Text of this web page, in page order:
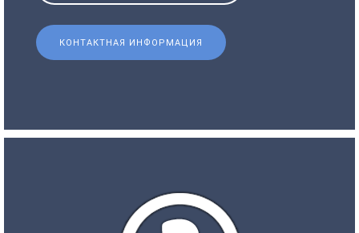
КОНТАКТНАЯ ИНФОРМАЦИЯ